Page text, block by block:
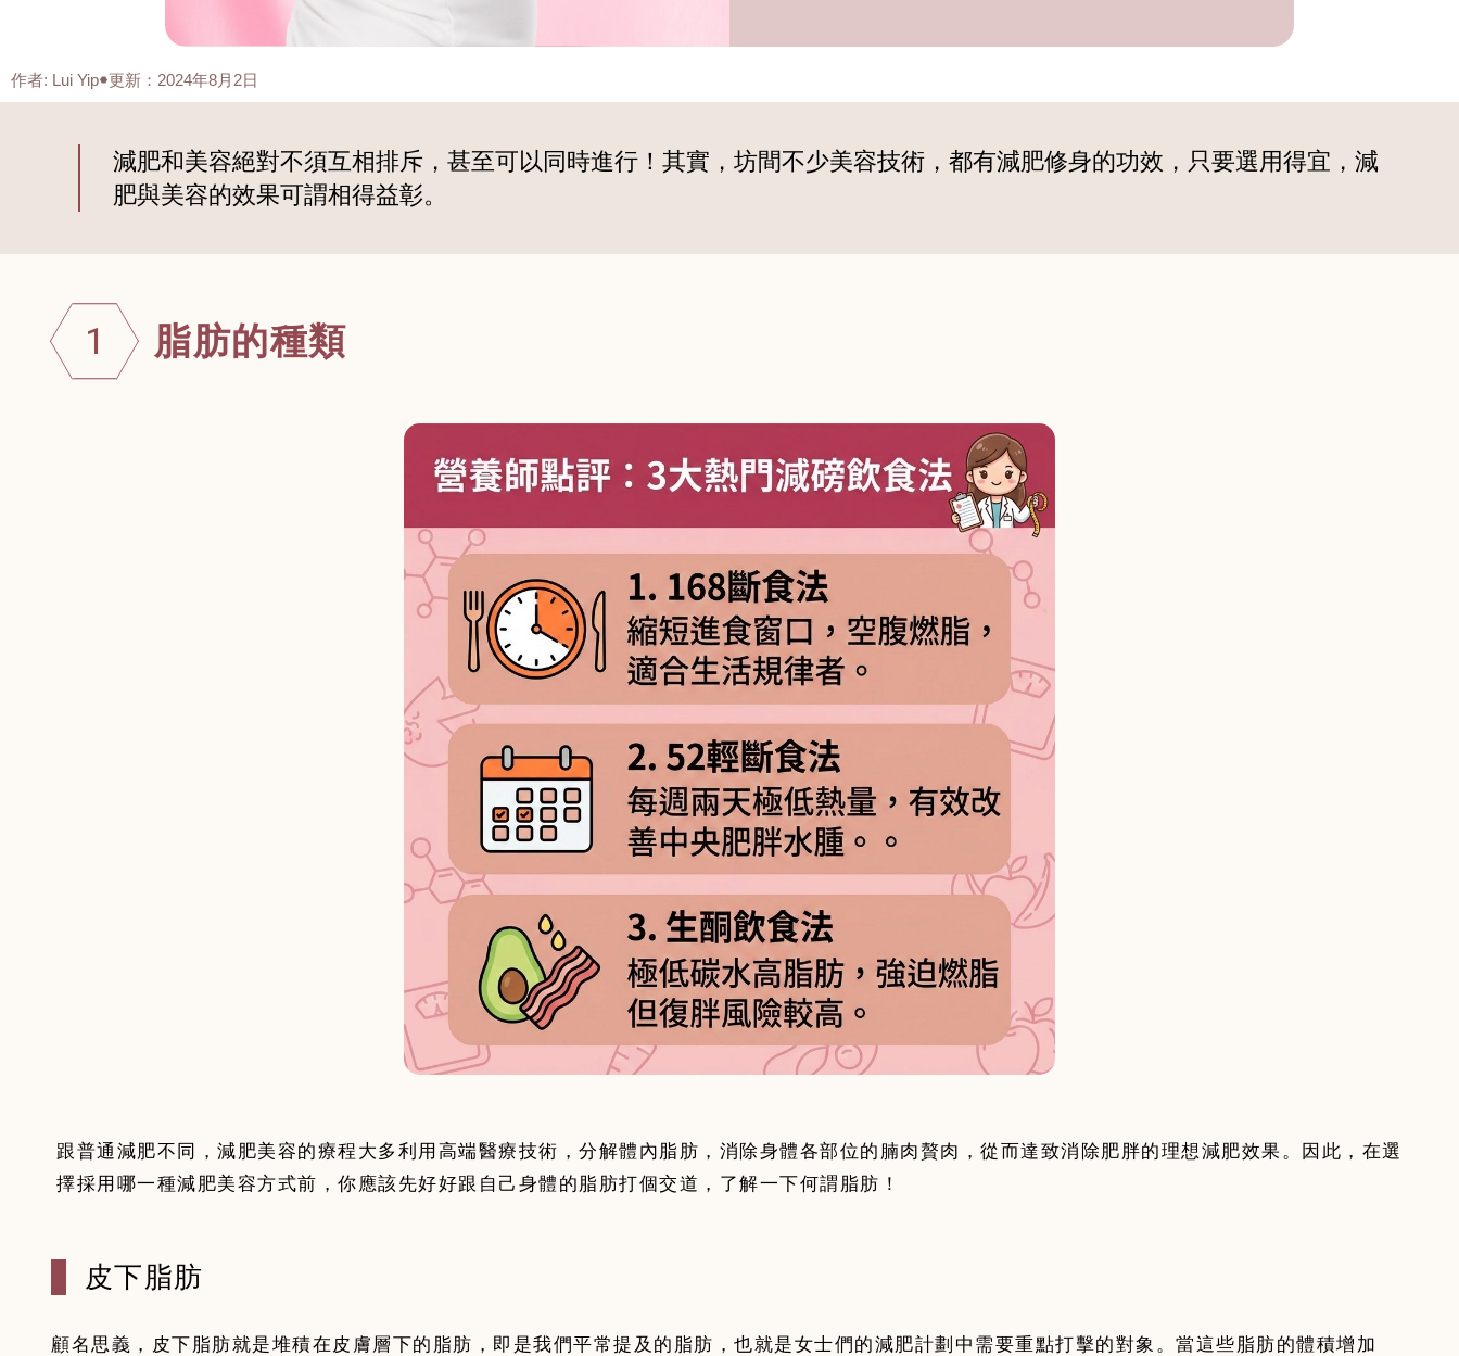
作者: Lui Yip 更新：2024年8月2日
減肥和美容絕對不須互相排斥，甚至可以同時進行！其實，坊間不少美容技術，都有減肥修身的功效，只要選用得宜，減
肥與美容的效果可謂相得益彰。
1 脂肪的種類
跟普通減肥不同，減肥美容的療程大多利用高端醫療技術，分解體內脂肪，消除身體各部位的腩肉贅肉，從而達致消除肥胖的理想減肥效果。因此，在選
擇採用哪一種減肥美容方式前，你應該先好好跟自己身體的脂肪打個交道，了解一下何謂脂肪！
皮下脂肪
顧名思義，皮下脂肪就是堆積在皮膚層下的脂肪，即是我們平常提及的脂肪，也就是女士們的減肥計劃中需要重點打擊的對象。當這些脂肪的體積增加